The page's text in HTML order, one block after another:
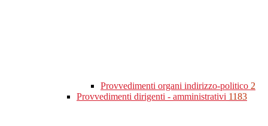
Provvedimenti organi indirizzo-politico 2
Provvedimenti dirigenti - amministrativi 1183